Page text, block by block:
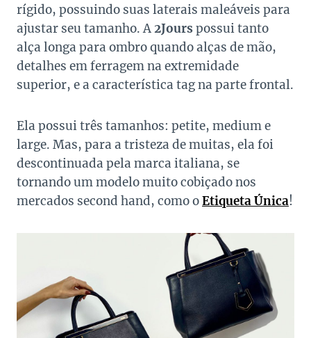
rígido, possuindo suas laterais maleáveis para
ajustar seu tamanho. A2Jours possui tanto
alça longa para ombro quando alças de mão,
detalhes em ferragem na extremidade
superior, e a característica tag na parte frontal.
Ela possui três tamanhos: petite, medium e
large. Mas, para a tristeza de muitas, ela foi
descontinuada pela marca italiana, se
tornando um modelo muito cobiçado nos
mercados second hand, como oEtiqueta Única!